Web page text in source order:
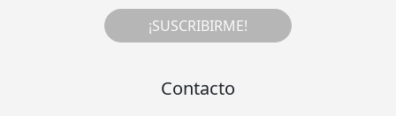
¡SUSCRIBIRME!
Contacto